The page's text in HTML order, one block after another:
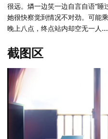
很远。燐一边笑一边自言自语“睡
她很快察觉到情况不对劲。可能
晚上八点，终点站内却空无一人
截图区